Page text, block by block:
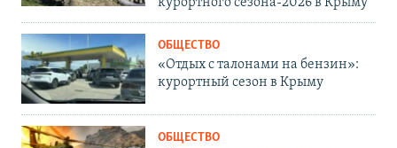
ОБЩЕСТВО
«Отдых с талонами на бензин»:
курортный сезон в Крыму
ОБЩЕСТВО